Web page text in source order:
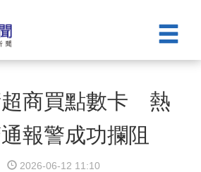
超商買點數卡 熱
報警成功攔阻
2026-06-12 11:10